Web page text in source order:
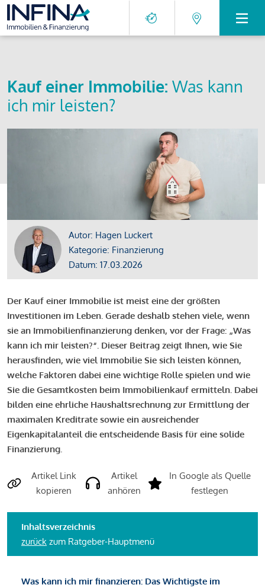
Kauf einer Immobilie: Was kann
ich mir leisten?
Autor: Hagen Luckert
Kategorie: Finanzierung
Datum: 17.03.2026
Der Kauf einer Immobilie ist meist eine der größten
Investitionen im Leben. Gerade deshalb stehen viele, wenn
sie an Immobilienfinanzierung denken, vor der Frage: „Was
kann ich mir leisten?“. Dieser Beitrag zeigt Ihnen, wie Sie
herausfinden, wie viel Immobilie Sie sich leisten können,
welche Faktoren dabei eine wichtige Rolle spielen und wie
Sie die Gesamtkosten beim Immobilienkauf ermitteln. Dabei
bilden eine ehrliche Haushaltsrechnung zur Ermittlung der
maximalen Kreditrate sowie ein ausreichender
Eigenkapitalanteil die entscheidende Basis für eine solide
Finanzierung.
Artikel Link
kopieren
Artikel
anhören
In Google als Quelle
festlegen
Inhaltsverzeichnis
zurück zum Ratgeber-Hauptmenü
Was kann ich mir finanzieren: Das Wichtigste im